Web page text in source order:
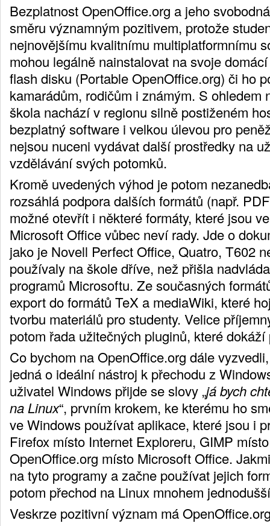
Bezplatnost OpenOffice.org a jeho
směru významným pozitivem, protože
nejnovějšímu kvalitnímu multiplatformnímu
mohou legálně nainstalovat na svoje
flash disku (Portable OpenOffice.org) či ho
kamarádům, rodičům i známým. S ohledem
škola nachází v regionu silně postiženém
bezplatný software i velkou úlevou pro
nejsou nuceni vydávat další prostředky na
vzdělávání svých potomků.
Kromě uvedených výhod je potom
rozsáhlá podpora dalších formátů (např.
možné otevřít i některé formáty, které jsou
Microsoft Office vůbec neví rady. Jde o
jako je Novell Perfect Office, Quatro, T602
používaly na škole dříve, než přišla
programů Microsoftu. Ze současných
export do formátů TeX a mediaWiki, které
tvorbu materiálů pro studenty. Velice
potom řada užitečných pluginů, které
Co bychom na OpenOffice.org dále
jedná o ideální nástroj k přechodu z
uživatel Windows přijde se slovy „já bych
na Linux“, prvním krokem, ke kterému ho
ve Windows používat aplikace, které jsou i
Firefox místo Internet Exploreru, GIMP
OpenOffice.org místo Microsoft Office.
na tyto programy a začne používat jejich
potom přechod na Linux mnohem
Veskrze pozitivní význam má